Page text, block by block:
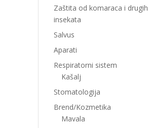
Zaštita od komaraca i drugih
insekata
Salvus
Aparati
Respiratorni sistem
Kašalj
Stomatologija
Brend/Kozmetika
Mavala